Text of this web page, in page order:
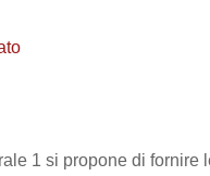
1 si propone di